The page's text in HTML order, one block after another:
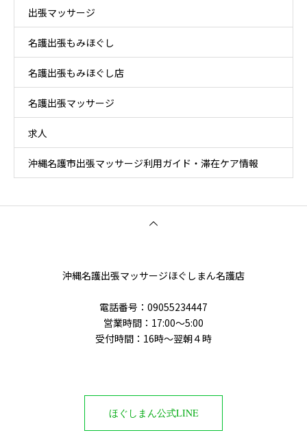
出張マッサージ
名護出張もみほぐし
名護出張もみほぐし店
名護出張マッサージ
求人
沖縄名護市出張マッサージ利用ガイド・滞在ケア情報
沖縄名護出張マッサージほぐしまん名護店
電話番号‭：09055234447
営業時間：17:00～5:00
受付時間：16時〜翌朝４時
ほぐしまん公式LINE